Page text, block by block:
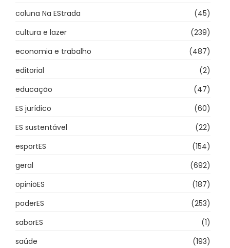
coluna Na EStrada
(45)
cultura e lazer
(239)
economia e trabalho
(487)
editorial
(2)
educação
(47)
ES jurídico
(60)
ES sustentável
(22)
esportES
(154)
geral
(692)
opiniõES
(187)
poderES
(253)
saborES
(1)
saúde
(193)